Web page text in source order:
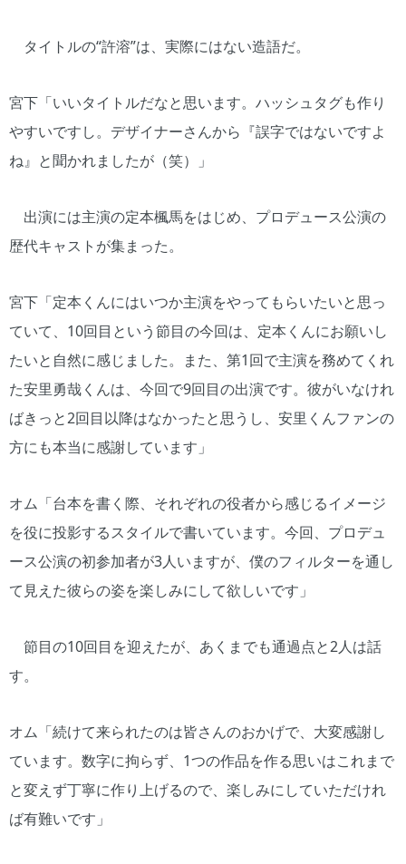
タイトルの“許溶”は、実際にはない造語だ。
宮下「いいタイトルだなと思います。ハッシュタグも作り
やすいですし。デザイナーさんから『誤字ではないですよ
ね』と聞かれましたが（笑）」
出演には主演の定本楓馬をはじめ、プロデュース公演の
歴代キャストが集まった。
宮下「定本くんにはいつか主演をやってもらいたいと思っ
ていて、10回目という節目の今回は、定本くんにお願いし
たいと自然に感じました。また、第1回で主演を務めてくれ
た安里勇哉くんは、今回で9回目の出演です。彼がいなけれ
ばきっと2回目以降はなかったと思うし、安里くんファンの
方にも本当に感謝しています」
オム「台本を書く際、それぞれの役者から感じるイメージ
を役に投影するスタイルで書いています。今回、プロデュ
ース公演の初参加者が3人いますが、僕のフィルターを通し
て見えた彼らの姿を楽しみにして欲しいです」
節目の10回目を迎えたが、あくまでも通過点と2人は話
す。
オム「続けて来られたのは皆さんのおかげで、大変感謝し
ています。数字に拘らず、1つの作品を作る思いはこれまで
と変えず丁寧に作り上げるので、楽しみにしていただけれ
ば有難いです」